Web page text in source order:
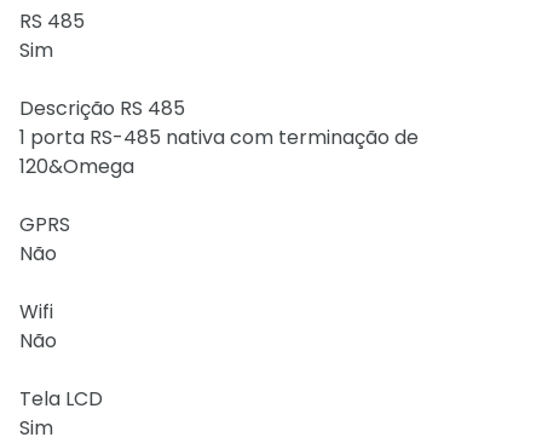
RS 485
Sim
Descrição RS 485
1 porta RS-485 nativa com terminação de
120&Omega
GPRS
Não
Wifi
Não
Tela LCD
Sim